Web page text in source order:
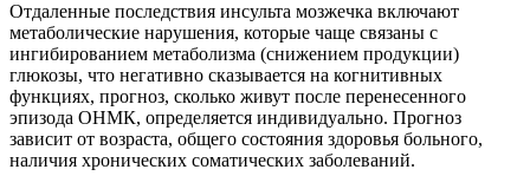
Отдаленные последствия инсульта мозжечка включают
метаболические нарушения, которые чаще связаны с
ингибированием метаболизма (снижением продукции)
глюкозы, что негативно сказывается на когнитивных
функциях, прогноз, сколько живут после перенесенного
эпизода ОНМК, определяется индивидуально. Прогноз
зависит от возраста, общего состояния здоровья больного,
наличия хронических соматических заболеваний.